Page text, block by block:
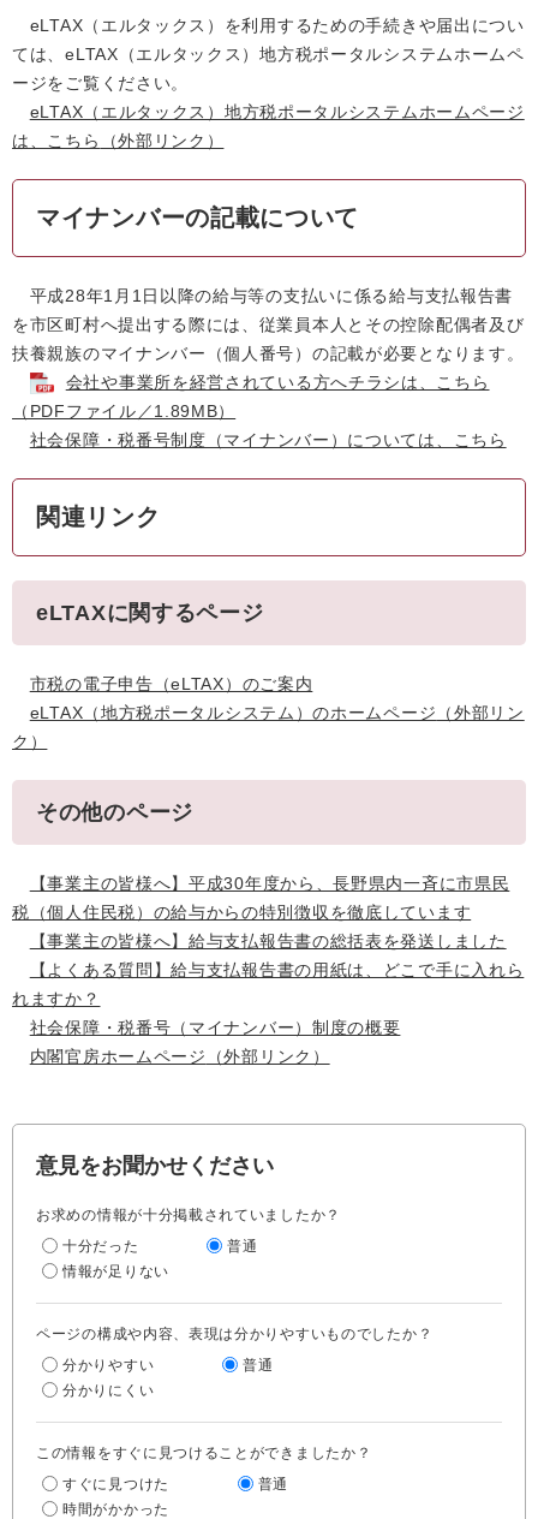
eLTAX（エルタックス）を利用するための手続きや届出につい
ては、eLTAX（エルタックス）地方税ポータルシステムホームペ
ージをご覧ください。
eLTAX（エルタックス）地方税ポータルシステムホームページ
は、こちら
（外部リンク）
マイナンバーの記載について
平成28年1月1日以降の給与等の支払いに係る給与支払報告書
を市区町村へ提出する際には、従業員本人とその控除配偶者及び
扶養親族のマイナンバー（個人番号）の記載が必要となります。
会社や事業所を経営されている方へチラシは、こちら
（PDFファイル／1.89MB）
社会保障・税番号制度（マイナンバー）については、こちら
関連リンク
eLTAXに関するページ
市税の電子申告（eLTAX）のご案内
eLTAX（地方税ポータルシステム）のホームページ （外部リン
ク）
その他のページ
【事業主の皆様へ】平成30年度から、長野県内一斉に市県民
税（個人住民税）の給与からの特別徴収を徹底しています
【事業主の皆様へ】給与支払報告書の総括表を発送しました
【よくある質問】給与支払報告書の用紙は、どこで手に入れら
れますか？
社会保障・税番号（マイナンバー）制度の概要
内閣官房ホームページ
（外部リンク）
意見をお聞かせください
お求めの情報が十分掲載されていましたか？
十分だった
普通
情報が足りない
ページの構成や内容、表現は分かりやすいものでしたか？
分かりやすい
普通
分かりにくい
この情報をすぐに見つけることができましたか？
すぐに見つけた
普通
時間がかかった